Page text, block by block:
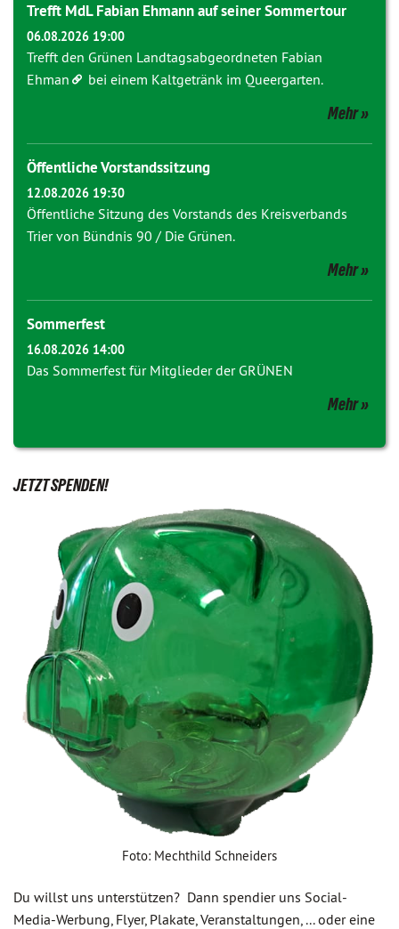
Trefft MdL Fabian Ehmann auf seiner Sommertour
06.08.2026 19:00
Trefft den Grünen Landtagsabgeordneten Fabian
Ehman
bei einem Kaltgetränk im Queergarten.
Mehr
Öffentliche Vorstandssitzung
12.08.2026 19:30
Öffentliche Sitzung des Vorstands des Kreisverbands
Trier von Bündnis 90 / Die Grünen.
Mehr
Sommerfest
16.08.2026 14:00
Das Sommerfest für Mitglieder der GRÜNEN
Mehr
JETZT SPENDEN!
Foto: Mechthild Schneiders
Du willst uns unterstützen? Dann spendier uns Social-
Media-Werbung, Flyer, Plakate, Veranstaltungen, ... oder eine